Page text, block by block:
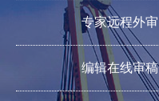
专家远程外审
编辑在线审稿